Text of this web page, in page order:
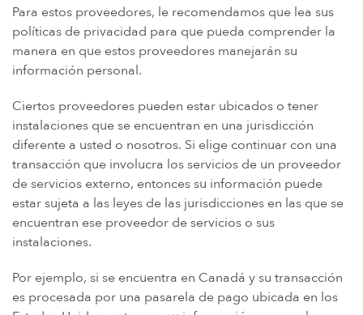
Para estos proveedores, le recomendamos que lea sus
políticas de privacidad para que pueda comprender la
manera en que estos proveedores manejarán su
información personal.
Ciertos proveedores pueden estar ubicados o tener
instalaciones que se encuentran en una jurisdicción
diferente a usted o nosotros. Si elige continuar con una
transacción que involucra los servicios de un proveedor
de servicios externo, entonces su información puede
estar sujeta a las leyes de las jurisdicciones en las que se
encuentran ese proveedor de servicios o sus
instalaciones.
Por ejemplo, si se encuentra en Canadá y su transacción
es procesada por una pasarela de pago ubicada en los